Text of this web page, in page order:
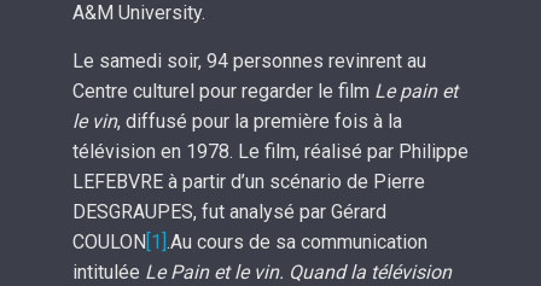
A&M University.
Le samedi soir, 94 personnes revinrent au
Centre culturel pour regarder le film Le pain et
le vin, diffusé pour la première fois à la
télévision en 1978. Le film, réalisé par Philippe
LEFEBVRE à partir d’un scénario de Pierre
DESGRAUPES, fut analysé par Gérard
COULON [1] .Au cours de sa communication
intitulée Le Pain et le vin. Quand la télévision